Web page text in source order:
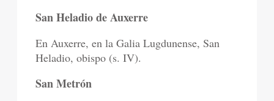
San Heladio de Auxerre
En Auxerre, en la Galia Lugdunense, San
Heladio, obispo (s. IV).
San Metrón